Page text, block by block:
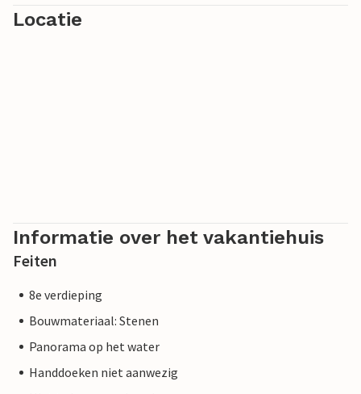
Locatie
Informatie over het vakantiehuis
Feiten
8e verdieping
Bouwmateriaal: Stenen
Panorama op het water
Handdoeken niet aanwezig